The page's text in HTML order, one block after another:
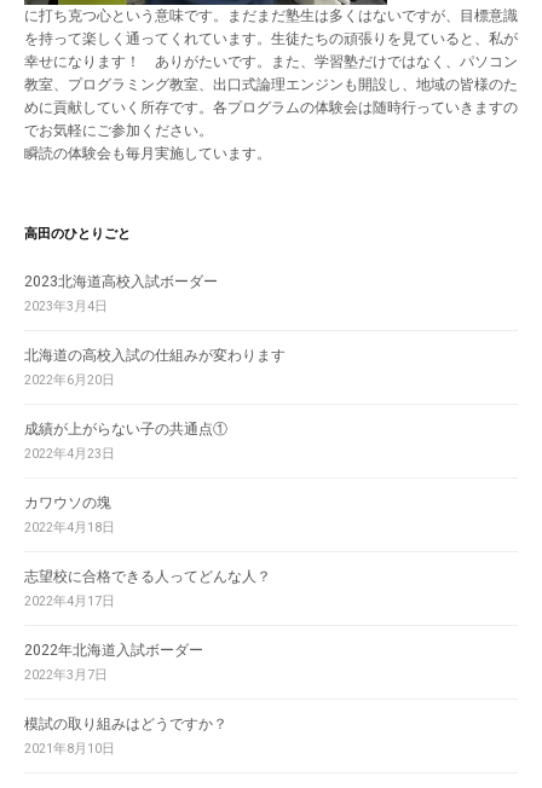
に打ち克つ心という意味です。まだまだ塾生は多くはないですが、目標意識
を持って楽しく通ってくれています。生徒たちの頑張りを見ていると、私が
幸せになります！ ありがたいです。また、学習塾だけではなく、パソコン
教室、プログラミング教室、出口式論理エンジンも開設し、地域の皆様のた
めに貢献していく所存です。各プログラムの体験会は随時行っていきますの
でお気軽にご参加ください。
瞬読の体験会も毎月実施しています。
高田のひとりごと
2023北海道高校入試ボーダー
2023年3月4日
北海道の高校入試の仕組みが変わります
2022年6月20日
成績が上がらない子の共通点①
2022年4月23日
カワウソの塊
2022年4月18日
志望校に合格できる人ってどんな人？
2022年4月17日
2022年北海道入試ボーダー
2022年3月7日
模試の取り組みはどうですか？
2021年8月10日